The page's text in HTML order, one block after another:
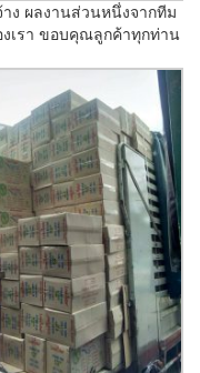
าง ผลงานส่วนหนึ่งจากทีม
เรา ขอบคุณลูกค้าทุกท่าน